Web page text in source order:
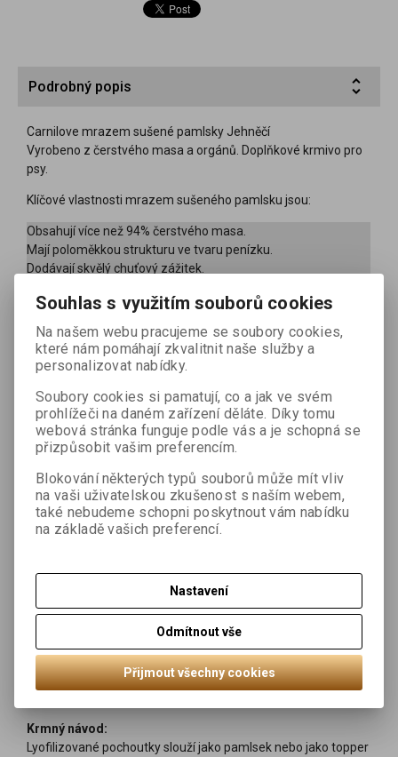
Podrobný popis
Carnilove mrazem sušené pamlsky Jehněčí
Vyrobeno z čerstvého masa a orgánů. Doplňkové krmivo pro
psy.
Klíčové vlastnosti mrazem sušeného pamlsku jsou:
Obsahují více než 94% čerstvého masa.
Mají poloměkkou strukturu ve tvaru penízku.
Dodávají skvělý chuťový zážitek.
Jsou nejen lahodnou pochoutkou, ale i také skvělou odměnou
a motivací, jakou můžete svému psovi dát. Ideální pro
budování vztahu a důvěry, ať už se štěňaty nebo dospělými
psy. Jsou také neodolatelnou tréninkovou odměnou, kterou si
MONOPROTEINOVÉ: Vyrobené z jediné masové složky. Tyto
lyofilizované pamlsky ze 100% jednoho masa jsou ideální pro
psy s alergiemi, citlivým žaludkem nebo speciálními dietními
Složení:čerstvé jehněčí odřezky (96 %), lignocelulóza (2 %),
hrachová mouka.
3,0 %, fosfor 2,0 %, sodík 1,0 %.
Obsahuje přírodní antioxidanty: tokoferolové extrakty z
Obsahuje konzervanty schválené EU: kyselina citrónová
(1a330).
Krmný návod:
Lyofilizované pochoutky slouží jako pamlsek nebo jako topper
Souhlas s využitím souborů cookies
Na našem webu pracujeme se soubory cookies,
které nám pomáhají zkvalitnit naše služby a
personalizovat nabídky.
Soubory cookies si pamatují, co a jak ve svém
prohlížeči na daném zařízení děláte. Díky tomu
webová stránka funguje podle vás a je schopná se
přizpůsobit vašim preferencím.
Blokování některých typů souborů může mít vliv
na vaši uživatelskou zkušenost s naším webem,
také nebudeme schopni poskytnout vám nabídku
na základě vašich preferencí.
Nastavení
Odmítnout vše
Přijmout všechny cookies